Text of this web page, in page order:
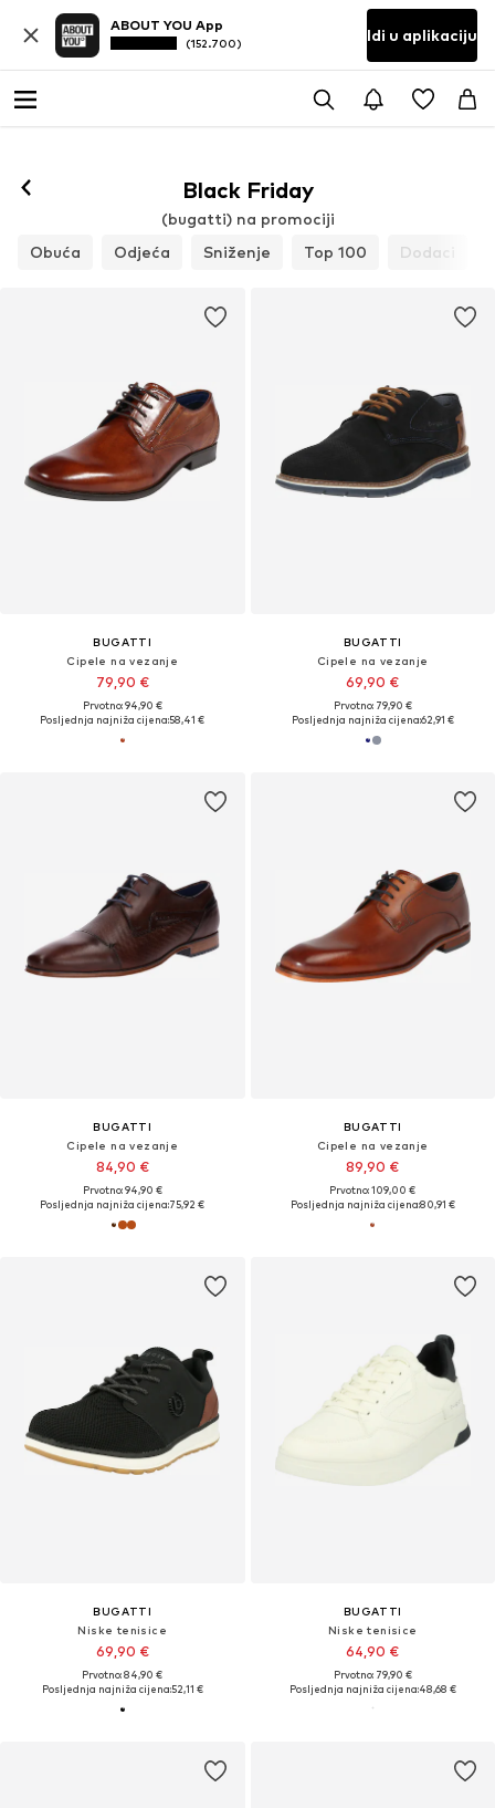
ABOUT YOU App
(152.700) Idi u aplikaciju
Black Friday
(bugatti) na promociji
Obuća
Odjeća Sniženje Top 100 Dodaci
BUGATTI
Cipele na vezanje
79,90 €
Prvotno: 94,90 €
Posljednja najniža cijena:58,41 €
BUGATTI
Cipele na vezanje
69,90 €
Prvotno: 79,90 €
Posljednja najniža cijena:62,91 €
BUGATTI
Cipele na vezanje
84,90 €
Prvotno: 94,90 €
Posljednja najniža cijena:75,92 €
BUGATTI
Cipele na vezanje
89,90 €
Prvotno: 109,00 €
Posljednja najniža cijena:80,91 €
BUGATTI
Niske tenisice
69,90 €
Prvotno: 84,90 €
Posljednja najniža cijena:52,11 €
BUGATTI
Niske tenisice
64,90 €
Prvotno: 79,90 €
Posljednja najniža cijena:48,68 €